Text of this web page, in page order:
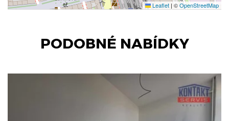
Leaflet | ©OpenStreetMap
PODOBNÉ NABÍDKY